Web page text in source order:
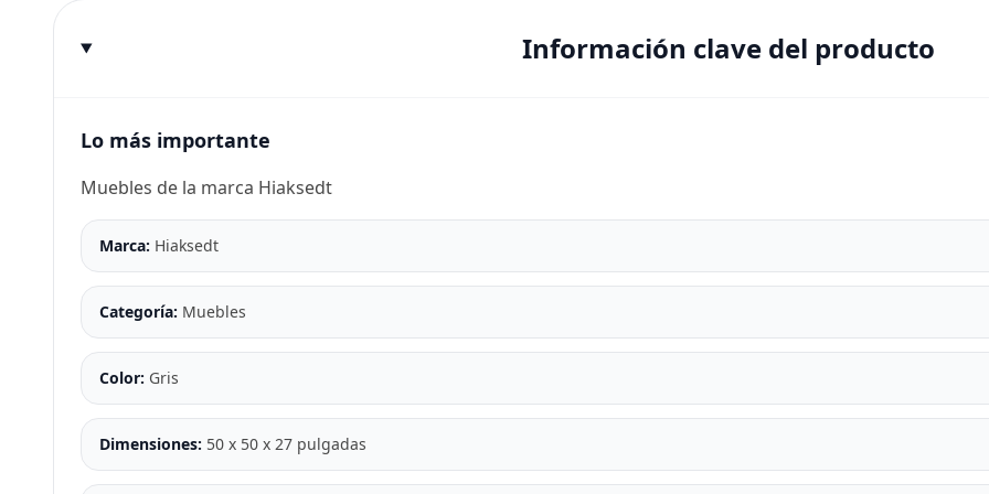
Información clave del producto
Lo más importante
Muebles de la marca Hiaksedt
Marca: Hiaksedt
Categoría: Muebles
Color: Gris
Dimensiones: 50 x 50 x 27 pulgadas